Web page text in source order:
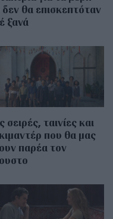
θα επισκεπτόταν
ξανά
σειρές, ταινίες και
που θα μας
παρέα τον